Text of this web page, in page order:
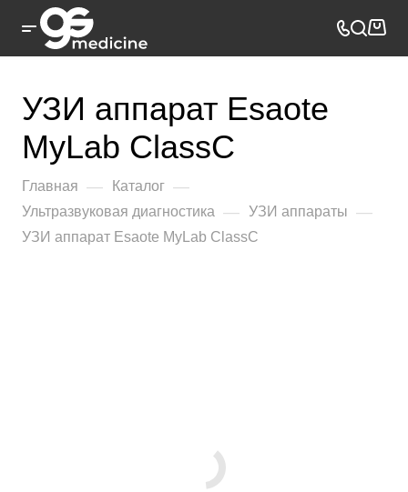
УЗИ аппарат Esaote
MyLab ClassC
Главная — Каталог —
Ультразвуковая диагностика — УЗИ аппараты —
УЗИ аппарат Esaote MyLab ClassC